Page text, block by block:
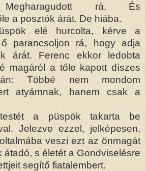
Megharagudott rá. És
a posztók árát. De hiába.
elé hurcolta, kérve a
parancsoljon rá, hogy adja
árát. Ferenc ekkor ledobta
magáról a tőle kapott díszes
Többé nem mondom
atyámnak, hanem csak a
a püspök takarta be
Jelezve ezzel, jelképesen,
veszi ezt az önmagát
átadó, s életét a Gondviselésre
segítő fiatalembert.